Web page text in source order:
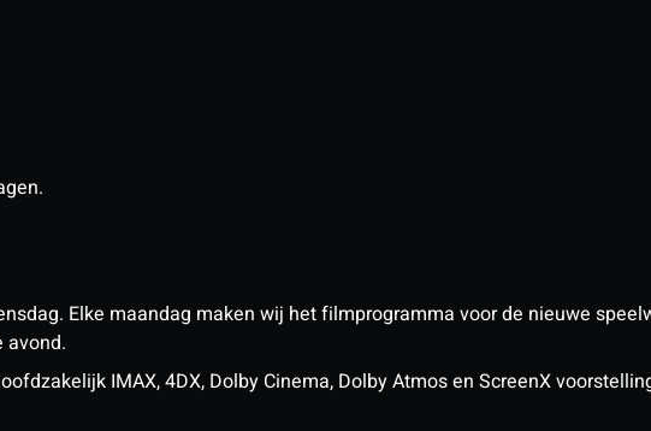
Elke maandag maken wij het filmprogramma voor de nieuwe
avond.
IMAX, 4DX, Dolby Cinema, Dolby Atmos en ScreenX